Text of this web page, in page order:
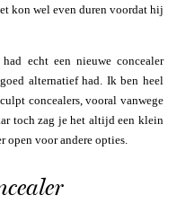
kon wel even duren voordat hij
echt een nieuwe concealer
alternatief had. Ik ben heel
concealers, vooral vanwege
toch zag je het altijd een klein
voor andere opties.